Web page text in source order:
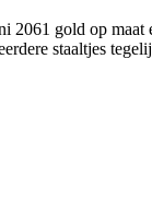
gold op maat
staaltjes